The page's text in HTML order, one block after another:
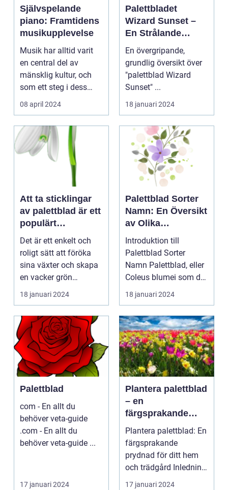
Självspelande
piano: Framtidens
musikupplevelse
Musik har alltid varit
en central del av
mänsklig kultur, och
som ett steg i dess
kontinuerliga...
08 april 2024
Palettbladet
Wizard Sunset –
En Strålande
Fördelning av
Färger
En övergripande,
grundlig översikt över
"palettblad Wizard
Sunset" ...
18 januari 2024
Att ta sticklingar
av palettblad är ett
populärt
hobbyprojekt för
många
trädgårdsentusiast
Det är ett enkelt och
roligt sätt att föröka
sina växter och skapa
en vacker grön
omgivning. I denna...
18 januari 2024
Palettblad Sorter
Namn: En Översikt
av Olika
Variationer och
Egenskaper
Introduktion till
Palettblad Sorter
Namn Palettblad, eller
Coleus blumei som det
vetenskapligt kall...
18 januari 2024
Palettblad
com - En allt du
behöver veta-guide
.com - En allt du
behöver veta-guide ...
17 januari 2024
Plantera palettblad
– en
färgsprakande
prydnad för ditt
hem och trädgård
Plantera palettblad: En
färgsprakande
prydnad för ditt hem
och trädgård Inledning
Palettblad är en ...
17 januari 2024